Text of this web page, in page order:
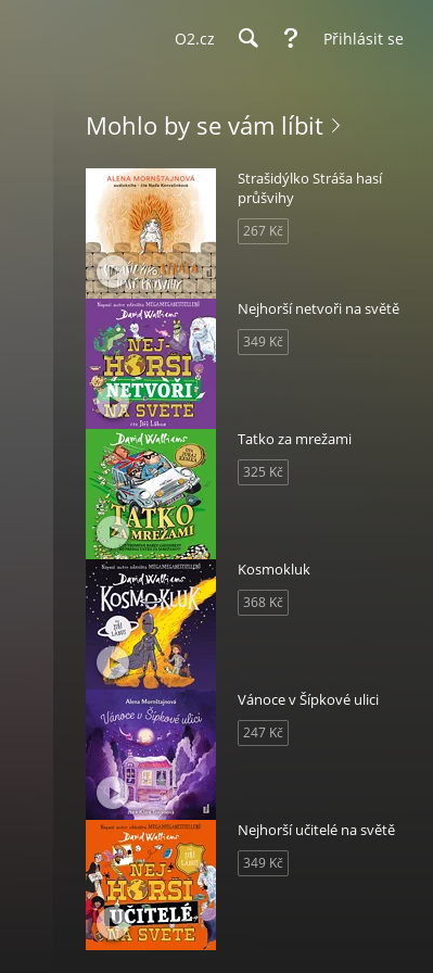
O2.cz Přihlásit se
Mohlo by se vám líbit
Strašidýlko Stráša hasí
průšvihy
267 Kč
Nejhorší netvoři na světě
349 Kč
Tatko za mrežami
325 Kč
Kosmokluk
368 Kč
Vánoce v Šípkové ulici
247 Kč
Nejhorší učitelé na světě
349 Kč